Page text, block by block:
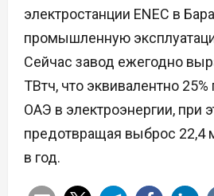
электростанции ENEC в
промышленную
Сейчас завод ежегодно
ТВтч, что эквивалентно 25%
ОАЭ в электроэнергии, при
предотвращая выброс 22,4
в год.